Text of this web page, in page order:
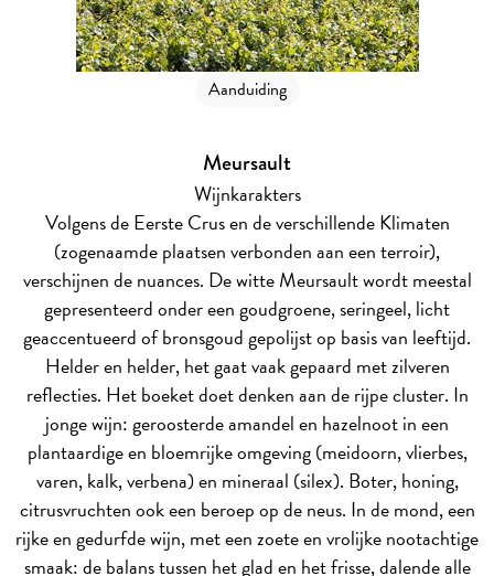
Aanduiding
Meursault
Wijnkarakters
Volgens de Eerste Crus en de verschillende Klimaten
(zogenaamde plaatsen verbonden aan een terroir),
verschijnen de nuances. De witte Meursault wordt meestal
gepresenteerd onder een goudgroene, seringeel, licht
geaccentueerd of bronsgoud gepolijst op basis van leeftijd.
Helder en helder, het gaat vaak gepaard met zilveren
reflecties. Het boeket doet denken aan de rijpe cluster. In
jonge wijn: geroosterde amandel en hazelnoot in een
plantaardige en bloemrijke omgeving (meidoorn, vlierbes,
varen, kalk, verbena) en mineraal (silex). Boter, honing,
citrusvruchten ook een beroep op de neus. In de mond, een
rijke en gedurfde wijn, met een zoete en vrolijke nootachtige
smaak: de balans tussen het glad en het frisse, dalende alle